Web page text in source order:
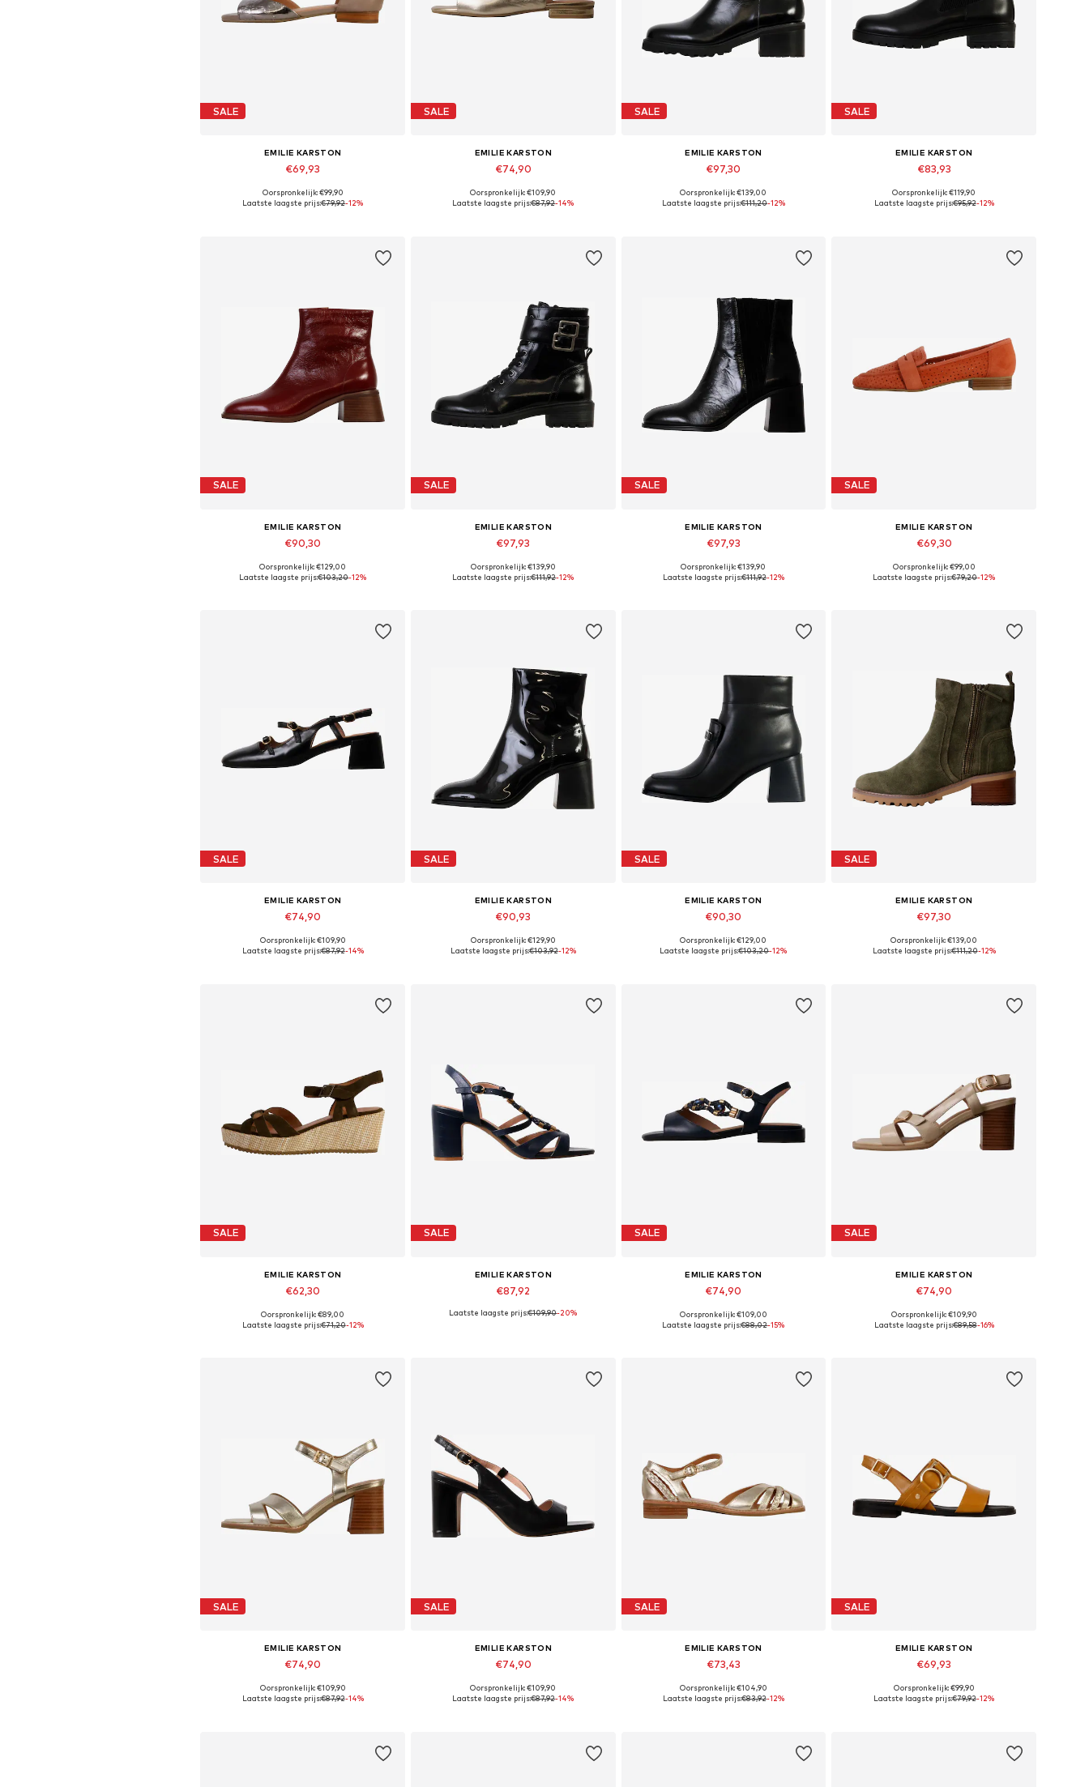
SALE
EMILIE KARSTON
€69,93
Beschikbare maten: 38, 40
Oorspronkelijk: €99,90
Laatste laagste prijs:€79,92-12%
SALE
EMILIE KARSTON
€74,90
Beschikbare maten: 36, 38
Oorspronkelijk: €109,90
Laatste laagste prijs:€87,92-14%
SALE
EMILIE KARSTON
€97,30
Beschikbare maten: 36, 37, 38, 39, 40
Oorspronkelijk: €139,00
Laatste laagste prijs:€111,20-12%
SALE
EMILIE KARSTON
€83,93
Beschikbare maten: 37, 38, 39
Oorspronkelijk: €119,90
Laatste laagste prijs:€95,92-12%
SALE
EMILIE KARSTON
€90,30
Beschikbare maten: 37, 40
Oorspronkelijk: €129,00
Laatste laagste prijs:€103,20-12%
SALE
EMILIE KARSTON
€97,93
Beschikbare maten: 40, 41
Oorspronkelijk: €139,90
Laatste laagste prijs:€111,92-12%
SALE
EMILIE KARSTON
€97,93
Beschikbare maten: 37, 39
Oorspronkelijk: €139,90
Laatste laagste prijs:€111,92-12%
SALE
EMILIE KARSTON
€69,30
Beschikbare maten: 38, 40
Oorspronkelijk: €99,00
Laatste laagste prijs:€79,20-12%
SALE
EMILIE KARSTON
€74,90
Beschikbare maten: 37, 38
Oorspronkelijk: €109,90
Laatste laagste prijs:€87,92-14%
SALE
EMILIE KARSTON
€90,93
Beschikbare maten: 40
Oorspronkelijk: €129,90
Laatste laagste prijs:€103,92-12%
SALE
EMILIE KARSTON
€90,30
Beschikbare maten: 38
Oorspronkelijk: €129,00
Laatste laagste prijs:€103,20-12%
SALE
EMILIE KARSTON
€97,30
Beschikbare maten: 41
Oorspronkelijk: €139,00
Laatste laagste prijs:€111,20-12%
SALE
EMILIE KARSTON
€62,30
Beschikbare maten: 36
Oorspronkelijk: €89,00
Laatste laagste prijs:€71,20-12%
SALE
EMILIE KARSTON
€87,92
Beschikbare maten: 41
Laatste laagste prijs:€109,90-20%
SALE
EMILIE KARSTON
€74,90
Beschikbare maten: 39
Oorspronkelijk: €109,00
Laatste laagste prijs:€88,02-15%
SALE
EMILIE KARSTON
€74,90
Beschikbare maten: 36, 41
Oorspronkelijk: €109,90
Laatste laagste prijs:€89,58-16%
SALE
EMILIE KARSTON
€74,90
Beschikbare maten: 40
Oorspronkelijk: €109,90
Laatste laagste prijs:€87,92-14%
SALE
EMILIE KARSTON
€74,90
Beschikbare maten: 36, 40
Oorspronkelijk: €109,90
Laatste laagste prijs:€87,92-14%
SALE
EMILIE KARSTON
€73,43
Beschikbare maten: 40, 41
Oorspronkelijk: €104,90
Laatste laagste prijs:€83,92-12%
SALE
EMILIE KARSTON
€69,93
Beschikbare maten: 36
Oorspronkelijk: €99,90
Laatste laagste prijs:€79,92-12%